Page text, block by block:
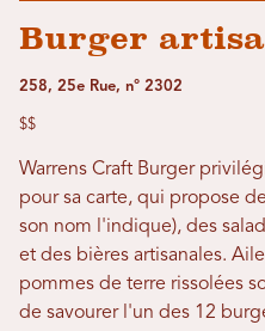
Burger
258, 25e Rue, n° 2302
$$
Warrens Craft Burger
pour sa carte, qui propose
son nom l'indique), des
et des bières artisanales.
pommes de terre rissolées
de savourer l'un des 12